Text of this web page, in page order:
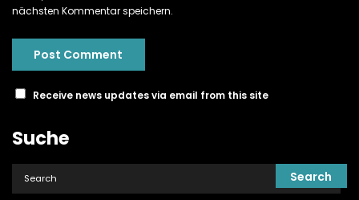
nächsten Kommentar speichern.
Receive news updates via email from this site
Suche